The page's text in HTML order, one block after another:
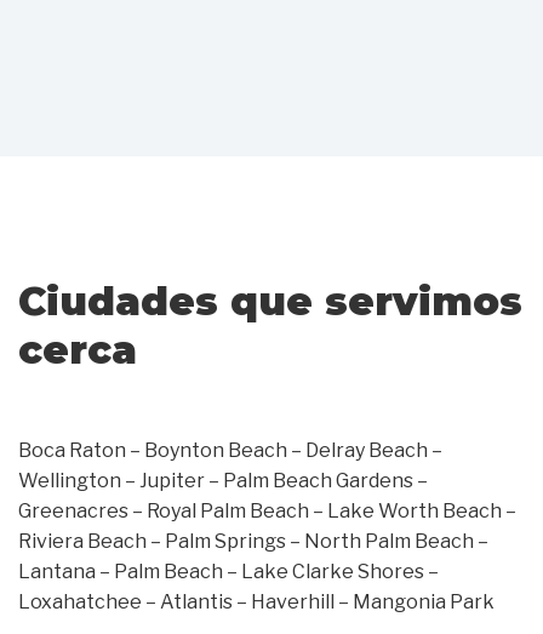
Ciudades que servimos
cerca
Boca Raton – Boynton Beach – Delray Beach –
Wellington – Jupiter – Palm Beach Gardens –
Greenacres – Royal Palm Beach – Lake Worth Beach –
Riviera Beach – Palm Springs – North Palm Beach –
Lantana – Palm Beach – Lake Clarke Shores –
Loxahatchee – Atlantis – Haverhill – Mangonia Park